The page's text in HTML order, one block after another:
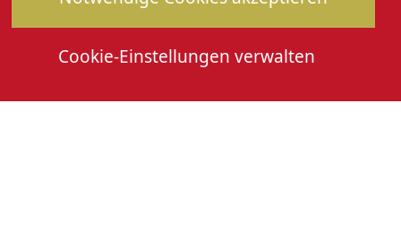
Cookie-Einstellungen verwalten